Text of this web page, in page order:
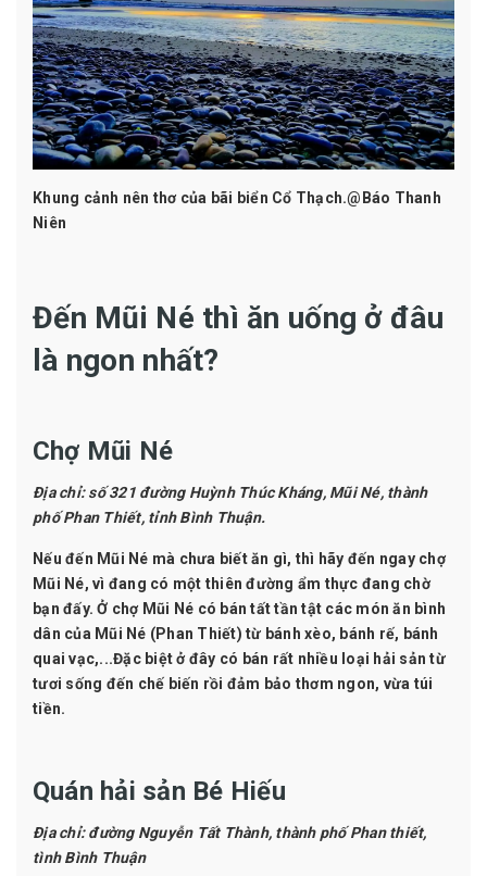
Khung cảnh nên thơ của bãi biển Cổ Thạch.@Báo Thanh
Niên
Đến Mũi Né thì ăn uống ở đâu
là ngon nhất?
Chợ Mũi Né
Địa chỉ:số 321 đường Huỳnh Thúc Kháng, Mũi Né, thành
phố Phan Thiết, tỉnh Bình Thuận.
Nếu đến Mũi Né mà chưa biết ăn gì, thì hãy đến ngay chợ
Mũi Né, vì đang có một thiên đường ẩm thực đang chờ
bạn đấy. Ở chợ Mũi Né có bán tất tần tật các món ăn bình
dân của Mũi Né (Phan Thiết) từ bánh xèo, bánh rế, bánh
quai vạc,...Đặc biệt ở đây có bán rất nhiều loại hải sản từ
tươi sống đến chế biến rồi đảm bảo thơm ngon, vừa túi
tiền.
Quán hải sản Bé Hiếu
Địa chỉ:đường Nguyễn Tất Thành, thành phố Phan thiết,
tình Bình Thuận